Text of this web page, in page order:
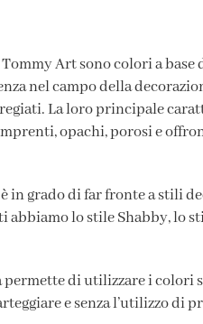
Art sono colori a base
nel campo della
La loro principale
opachi, porosi e
in grado di far fronte a stili
abbiamo lo stile Shabby, lo
permette di utilizzare i colori
e senza l’utilizzo di